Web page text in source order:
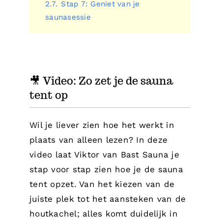
2.7. Stap 7: Geniet van je
saunasessie
🎥 Video: Zo zet je de sauna
tent op
Wil je liever zien hoe het werkt in
plaats van alleen lezen? In deze
video laat Viktor van Bast Sauna je
stap voor stap zien hoe je de sauna
tent opzet. Van het kiezen van de
juiste plek tot het aansteken van de
houtkachel; alles komt duidelijk in